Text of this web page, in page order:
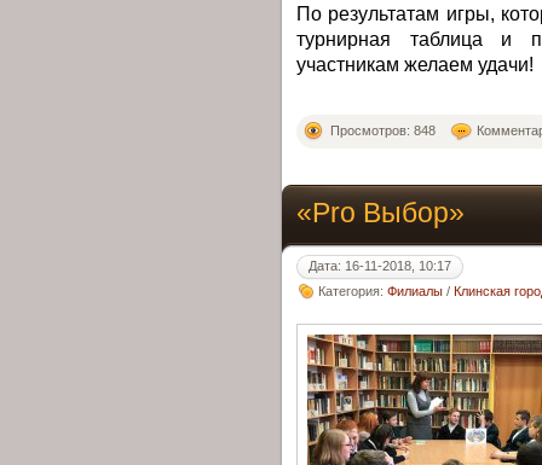
По результатам игры,
турнирная таблица и
участникам желаем удачи!
Просмотров: 848
«Pro Выбор»
Дата: 16-11-2018, 10:17
Категория: Филиалы / Клинская